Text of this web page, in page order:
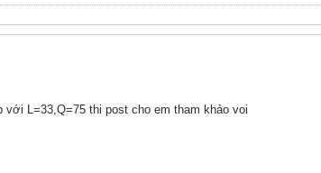
với L=33,Q=75 thi post cho em tham khảo voi